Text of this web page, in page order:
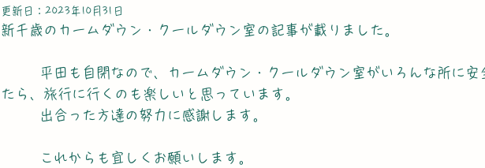
更新日： 2023年10月31日
新千歳のカームダウン・クールダウン室の記事が載りました。
たら、旅行に行くのも楽しいと思っています。
       出合った方達の努力に感謝します。
       これからも宜しくお願いします。